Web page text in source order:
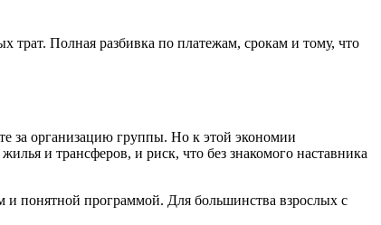
трат. Полная разбивка по платежам, срокам и тому, что
за организацию группы. Но к этой экономии
и трансферов, и риск, что без знакомого наставника
и понятной программой. Для большинства взрослых с